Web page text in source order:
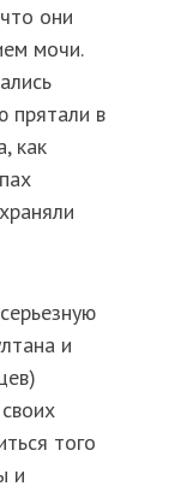
они
мочи.
прятали в
как
и
того
и